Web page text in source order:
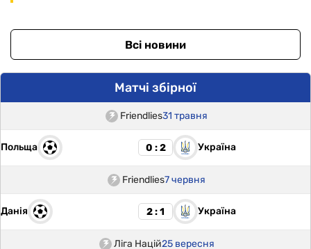
Всі новини
Матчі збірної
Friendlies31 травня
Польща 0 : 2 Україна
Friendlies7 червня
Данія 2 : 1 Україна
Ліга Націй25 вересня